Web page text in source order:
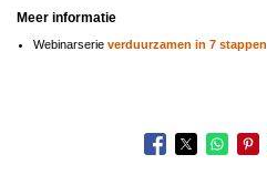
Meer informatie
Webinarserie verduurzamen in 7 stappen